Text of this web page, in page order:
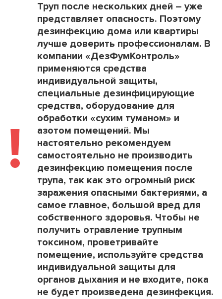
!
Труп после нескольких дней – уже
представляет опасность. Поэтому
дезинфекцию дома или квартиры
лучше доверить профессионалам. В
компании «ДезФумКонтроль»
применяются средства
индивидуальной защиты,
специальные дезинфицирующие
средства, оборудование для
обработки «сухим туманом» и
азотом помещений. Мы
настоятельно рекомендуем
самостоятельно не производить
дезинфекцию помещения после
трупа, так как это огромный риск
заражения опасными бактериями, а
самое главное, большой вред для
собственного здоровья. Чтобы не
получить отравление трупным
токсином, проветривайте
помещение, используйте средства
индивидуальной защиты для
органов дыхания и не входите, пока
не будет произведена дезинфекция.